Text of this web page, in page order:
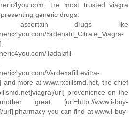
the most trusted viagra
generic drugs.
drugs like
Sildenafil_Citrate_Viagra-
Tadalafil-
VardenafilLevitra-
and more at www.rxpillsmd.net, the chief
url] provenience on the
great [url=http://www.i-buy-
url] pharmacy you can find at www.i-buy-